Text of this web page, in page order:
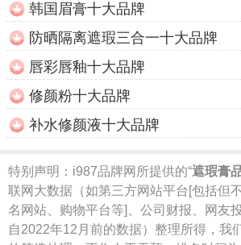
韩国眉膏十大品牌
防晒隔离遮瑕三合一十大品牌
唇彩唇釉十大品牌
修颜粉十大品牌
补水修颜液十大品牌
特别声明： i987品牌网所提供的“遮瑕膏
联网大数据（如第三方网站平台[包括但
名网站、购物平台等]、公司财报、网友
自2022年12月前的数据）整理所得，我